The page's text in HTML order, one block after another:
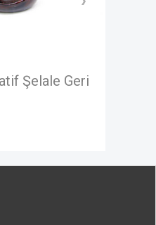
Adam Abstract Figür